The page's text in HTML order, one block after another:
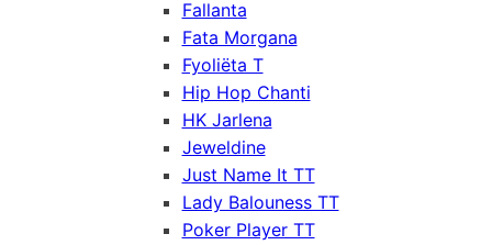
Fallanta
Fata Morgana
Fyoliëta T
Hip Hop Chanti
HK Jarlena
Jeweldine
Just Name It TT
Lady Balouness TT
Poker Player TT